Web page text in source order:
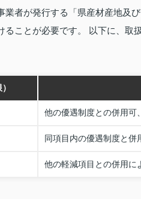
者が発行する「県産材産地及
ることが必要です。 以下に、取
他の優遇制度との併用可
同項目内の優遇制度と併
他の軽減項目との併用に